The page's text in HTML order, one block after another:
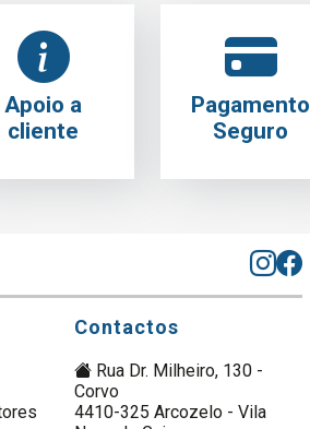
Apoio a
cliente
Pagamento
Seguro
Contactos
Rua Dr. Milheiro, 130 -
Corvo
4410-325 Arcozelo - Vila